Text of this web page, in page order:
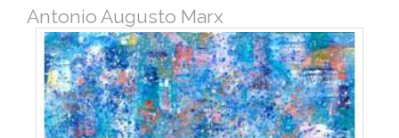
Antonio Augusto Marx